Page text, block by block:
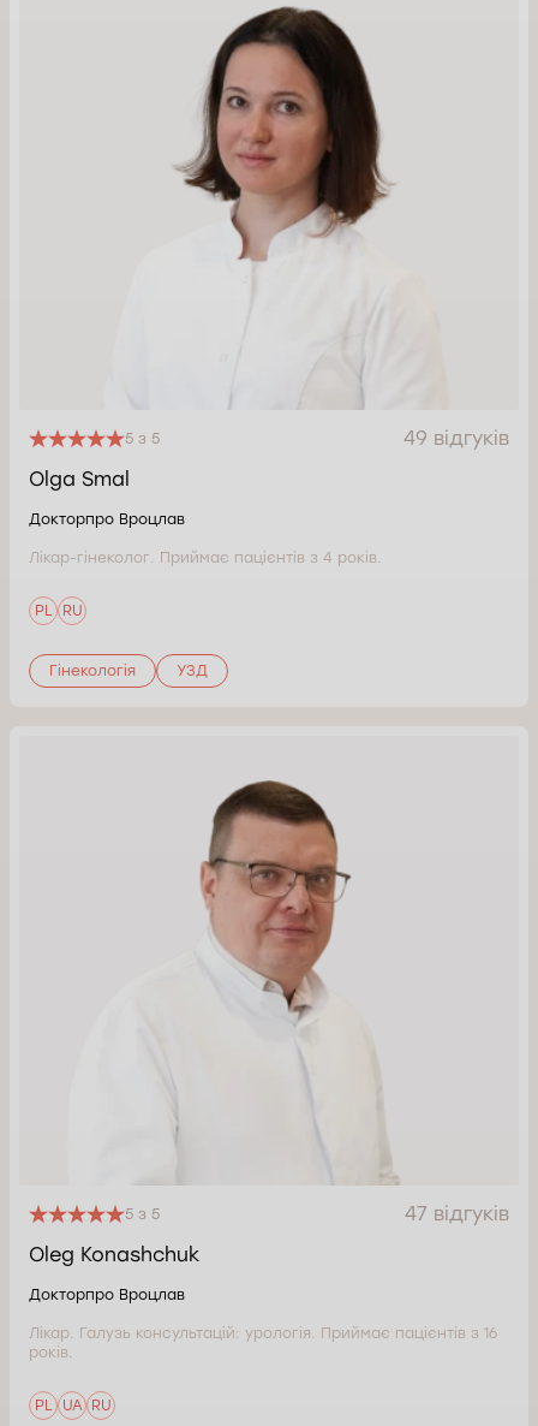
5 з 5
49 відгуків
Olga Smal
Докторпро Вроцлав
Лікар-гінеколог. Приймає пацієнтів з 4 років.
PL RU
Гінекологія УЗД
5 з 5
47 відгуків
Oleg Konashchuk
Докторпро Вроцлав
Лікар. Галузь консультацій: урологія. Приймає пацієнтів з 16
років.
PL UA RU